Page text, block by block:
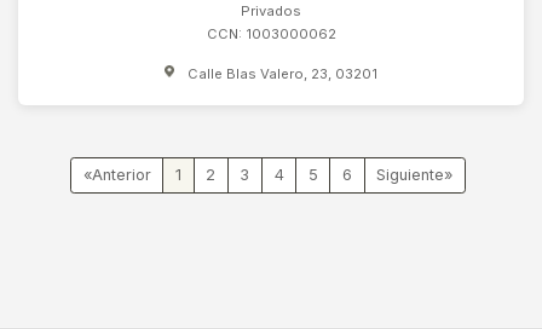
Privados
CCN: 1003000062
Calle Blas Valero, 23, 03201
« 1 2 3 4 5 6 »